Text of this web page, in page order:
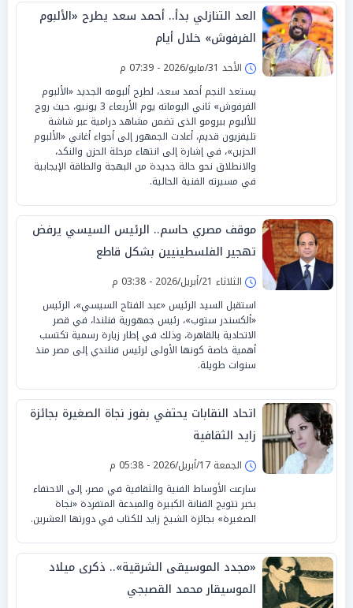
العد التنازلي بدأ.. أحمد سعد يطرح «الألبوم
الفرفوش» خلال أيام
الأحد 31/مايو/2026 - 07:39 م
يستعد النجم أحمد سعد، لطرح ألبومه الجديد «الألبوم
الفرفوش» ثاني البوماته يوم الأربعاء 3 يونيو، حيث روج
للألبوم ببرومو الذى تضمن مشاهد درامية عبر شاشة
تليفزيون قديم، أعادت الجمهور إلى أجواء أغاني «الألبوم
الحزين»، في إشارة إلى انتهاء مرحلة الحزن والنكد،
والانطلاق نحو حالة جديدة من البهجة والطاقة الإيجابية
في مسيرته الفنية الحالية.
موقف مصري حاسم.. الرئيس السيسي يرفض
تهجير الفلسطينيين بشكل قاطع
الثلاثاء 21/أبريل/2026 - 03:38 م
استقبل السيد الرئيس «عبد الفتاح السيسي»، الرئيس
«ألكسندر ستوب»، رئيس جمهورية فنلندا، في قصر
الاتحادية بالقاهرة، وذلك في إطار زيارة رسمية تكتسب
أهمية خاصة كونها الأولى لرئيس فنلندي إلى مصر منذ
سنوات طويلة.
اتحاد النقابات يحتفي بفوز نجاة الصغيرة بجائزة
زايد الثقافية
الجمعة 17/أبريل/2026 - 05:38 م
سارعت الأوساط الفنية والثقافية في مصر، إلى الاحتفاء
بخبر تتويج الفنانة الكبيرة والمبدعة المتفردة «نجاة
الصغيرة» بجائزة الشيخ زايد للكتاب في دورتها العشرين.
«مجدد الموسيقى الشرقية».. ذكرى ميلاد
الموسيقار محمد القصبجي